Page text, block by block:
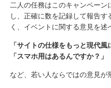
二人の任務はこのキャンペーン
し、正確に数を記録して報告
く、イベントに関する意見を述
「サイトの仕様をもっと現代風
「スマホ用はあるんですか？」
など、若い人ならではの意見が